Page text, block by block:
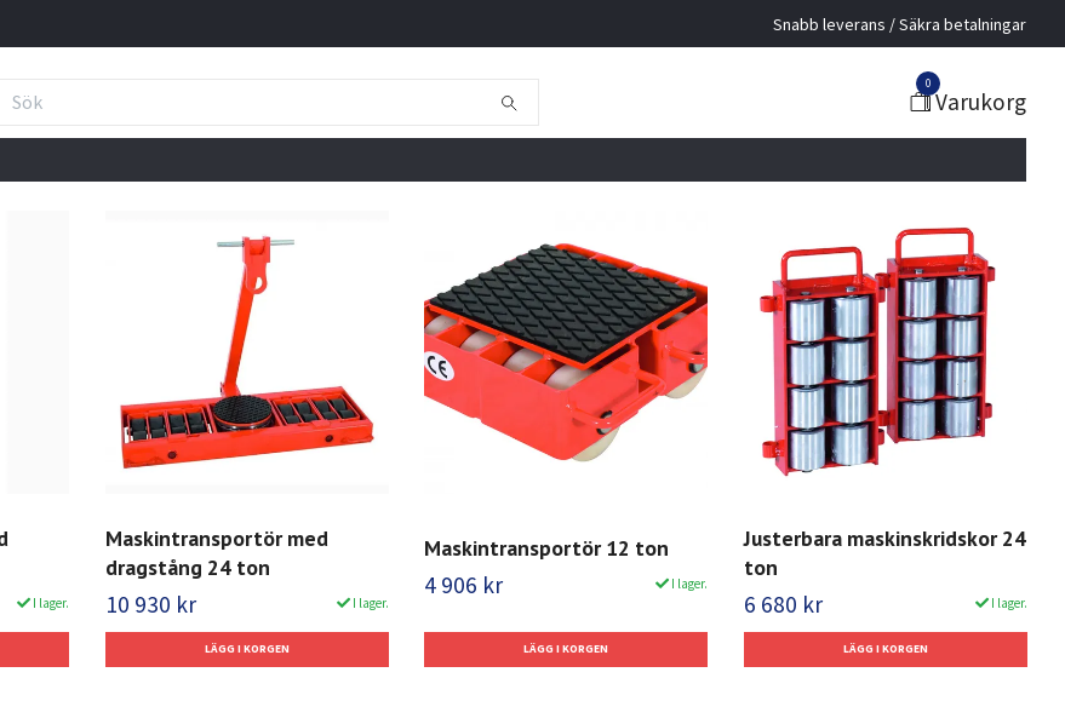
Snabb leverans / Säkra betalningar
0
Varukorg
I lager.
Maskintransportör med
dragstång 24 ton
10 930 kr I lager.
Maskintransportör 12 ton
4 906 kr I lager.
Justerbara maskinskridskor 24
ton
6 680 kr I lager.